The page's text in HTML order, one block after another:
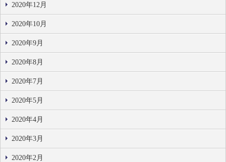
2020年12月
2020年10月
2020年9月
2020年8月
2020年7月
2020年5月
2020年4月
2020年3月
2020年2月